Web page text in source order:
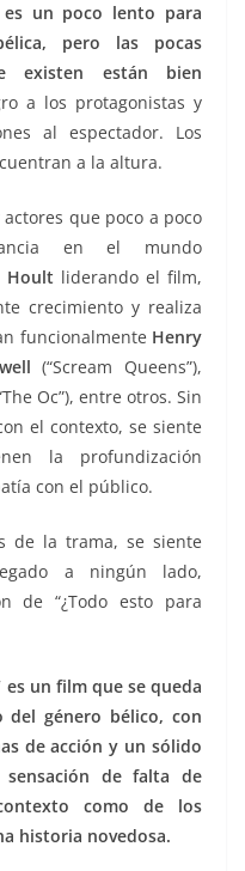
un poco lento para
pero las pocas
existen están bien
a los protagonistas y
al espectador. Los
a la altura.
que poco a poco
en el mundo
Hoult liderando el film,
crecimiento y realiza
funcionalmente Henry
(“Scream Queens”),
Oc”), entre otros. Sin
el contexto, se siente
la profundización
con el público.
de la trama, se siente
a ningún lado,
de “¿Todo esto para
es un film que se queda
género bélico, con
de acción y un sólido
de falta de
como de los
historia novedosa.